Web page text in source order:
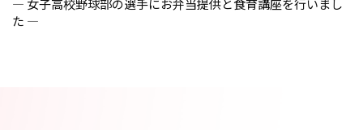
― 女子高校野球部の選手にお弁当提供と食育講座を行いまし
た ―